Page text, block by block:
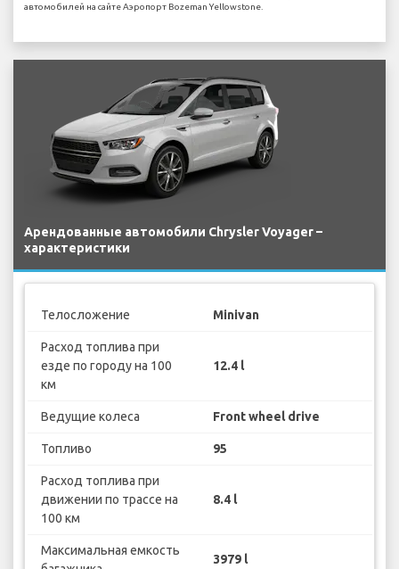
автомобилей на сайте Аэропорт Bozeman Yellowstone.
Арендованные автомобили Chrysler Voyager –
характеристики
Телосложение Minivan
Расход топлива при
езде по городу на 100
км
12.4 l
Ведущие колеса Front wheel drive
Топливо 95
Расход топлива при
движении по трассе на
100 км
8.4 l
Максимальная емкость
3979 l